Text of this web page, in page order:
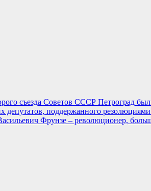
съезда Советов СССР Петроград
депутатов, поддержанного
Фрунзе – революционер,